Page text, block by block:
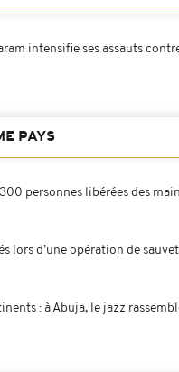
intensifie ses assauts
PAYS
personnes libérées des
lors d’une opération de
: à Abuja, le jazz